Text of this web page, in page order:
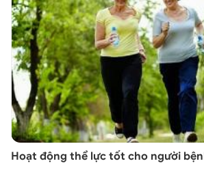
Hoạt động thể lực tốt cho người